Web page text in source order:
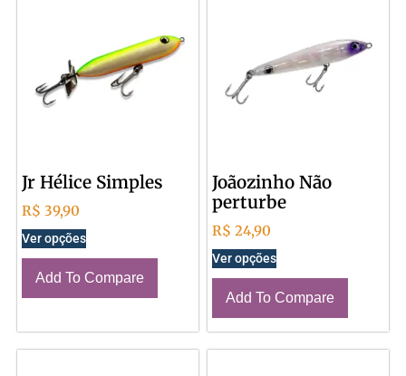
Jr Hélice Simples
R$ 39,90
Ver opções
Add To Compare
Joãozinho Não
perturbe
R$ 24,90
Ver opções
Add To Compare